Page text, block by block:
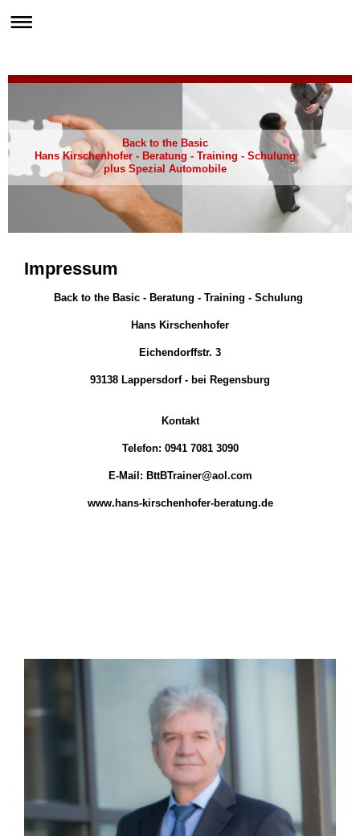
Back to the Basic
Hans Kirschenhofer - Beratung - Training - Schulung
plus Spezial Automobile
Impressum
Back to the Basic - Beratung - Training - Schulung
Hans Kirschenhofer
Eichendorffstr. 3
93138 Lappersdorf - bei Regensburg
Kontakt
Telefon: 0941 7081 3090
E-Mail: BttBTrainer@aol.com
www.hans-kirschenhofer-beratung.de